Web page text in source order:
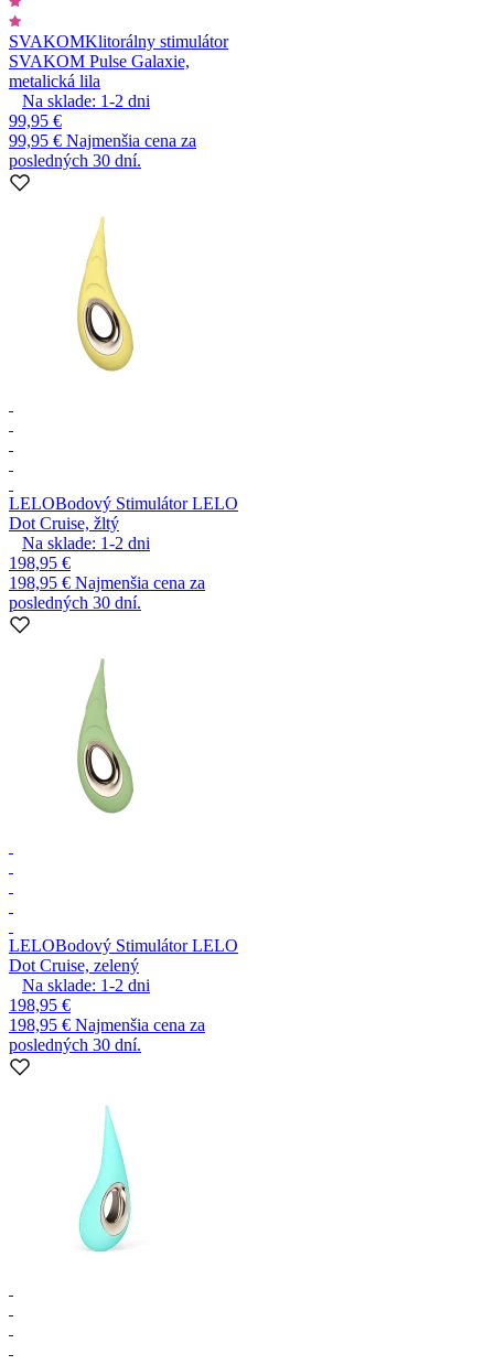
SVAKOMKlitorálny stimulátor
SVAKOM Pulse Galaxie,
metalická lila
Na sklade: 1-2 dni
99,95 €
99,95 € Najmenšia cena za
posledných 30 dní.
LELOBodový Stimulátor LELO
Dot Cruise, žltý
Na sklade: 1-2 dni
198,95 €
198,95 € Najmenšia cena za
posledných 30 dní.
LELOBodový Stimulátor LELO
Dot Cruise, zelený
Na sklade: 1-2 dni
198,95 €
198,95 € Najmenšia cena za
posledných 30 dní.